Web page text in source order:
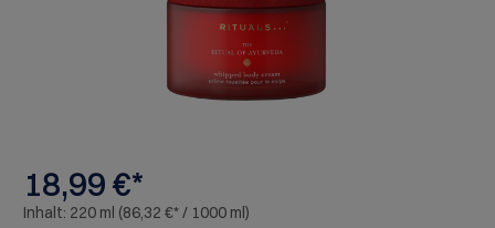
18,99 €*
Inhalt: 220 ml (86,32 €* / 1000 ml)